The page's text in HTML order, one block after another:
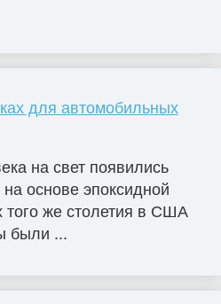
для автомобильных
на свет появились
основе эпоксидной
того же столетия в США
были ...